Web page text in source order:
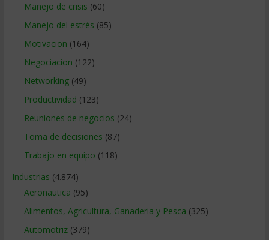
Manejo de crisis (60)
Manejo del estrés (85)
Motivacion (164)
Negociacion (122)
Networking(49)
Productividad (123)
Reuniones de negocios (24)
Toma de decisiones (87)
Trabajo en equipo (118)
Industrias (4.874)
Aeronautica (95)
Alimentos, Agricultura, Ganaderia y Pesca (325)
Automotriz(379)